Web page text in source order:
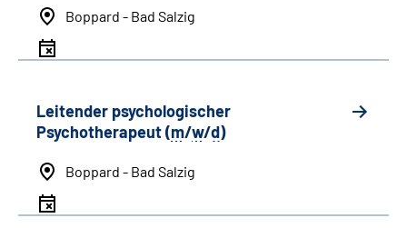
Boppard - Bad Salzig
Leitender psychologischer
Psychotherapeut (m/w/d)
Boppard - Bad Salzig